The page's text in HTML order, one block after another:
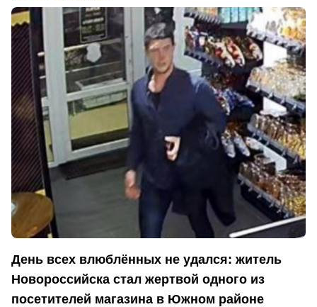
День всех влюблённых не удался: житель
Новороссийска стал жертвой одного из
посетителей магазина в Южном районе